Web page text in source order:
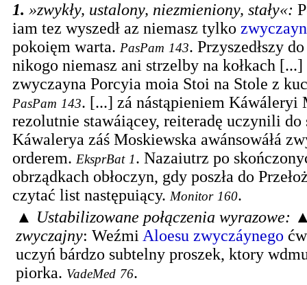
1. »zwykły, ustalony, niezmieniony, stały«:
iam tez wyszedł az niemasz tylko
pokoięm warta. PasPam 143. Przyszedłszy
nikogo niemasz ani strzelby na kołkach
zwyczayna Porcyia moia Stoi na Stole z
PasPam 143. [...] zá nástąpieniem Káwáleryi
rezolutnie stawáiącey, reiteradę uczynili
Káwalerya záś Moskiewska awánsowáłá
orderem. EksprBat 1. Nazaiutrz po
obrządkach obłoczyn, gdy poszła do
czytać list następuiący. Monitor 160.
▲ Ustabilizowane połączenia wyrazowe:
zwyczajny: Weźmi Aloesu zwyczáynego
uczyń bárdzo subtelny proszek, ktory
piorka. VadeMed 76.